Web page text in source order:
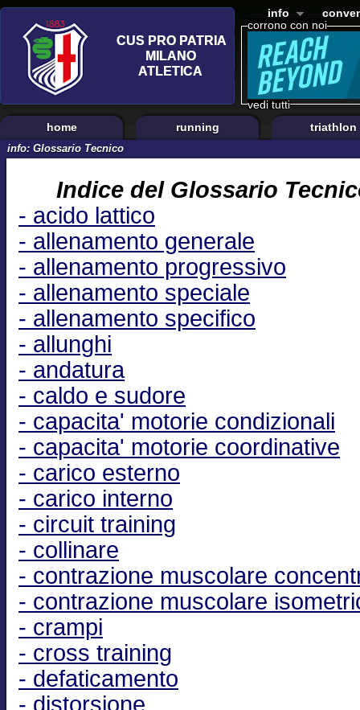
corrono con noi
vedi tutti
info
home running triathlon
info: Glossario Tecnico
Indice del Glossario
- acido lattico
- allenamento generale
- allenamento progressivo
- allenamento speciale
- allenamento specifico
- allunghi
- andatura
- caldo e sudore
- capacita' motorie condizionali
- capacita' motorie coordinative
- carico esterno
- carico interno
- circuit training
- collinare
- contrazione muscolare
- contrazione muscolare
- crampi
- cross training
- defaticamento
- distorsione